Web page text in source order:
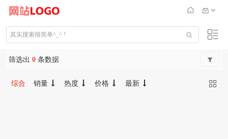
筛选出 0 条数据
综合 销量 热度 价格 最新